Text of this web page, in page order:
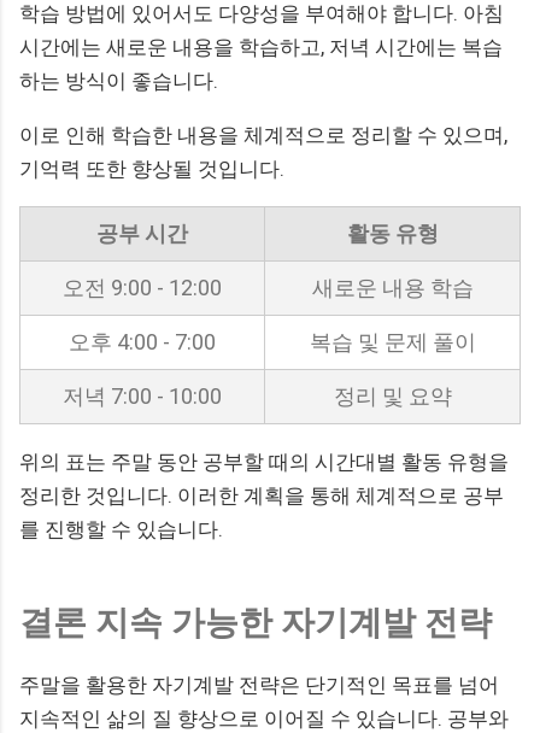
학습 방법에 있어서도 다양성을 부여해야 합니다. 아침
시간에는 새로운 내용을 학습하고, 저녁 시간에는 복습
하는 방식이 좋습니다.
이로 인해 학습한 내용을 체계적으로 정리할 수 있으며,
기억력 또한 향상될 것입니다.
공부 시간 활동 유형
오전 9:00 - 12:00 새로운 내용 학습
오후 4:00 - 7:00 복습 및 문제 풀이
저녁 7:00 - 10:00 정리 및 요약
위의 표는 주말 동안 공부할 때의 시간대별 활동 유형을
정리한 것입니다. 이러한 계획을 통해 체계적으로 공부
를 진행할 수 있습니다.
결론 지속 가능한 자기계발 전략
주말을 활용한 자기계발 전략은 단기적인 목표를 넘어
지속적인 삶의 질 향상으로 이어질 수 있습니다. 공부와